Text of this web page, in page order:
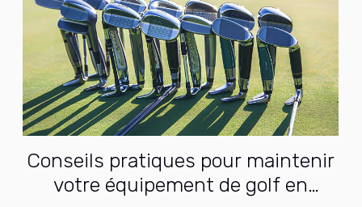
Conseils pratiques pour maintenir
votre équipement de golf en